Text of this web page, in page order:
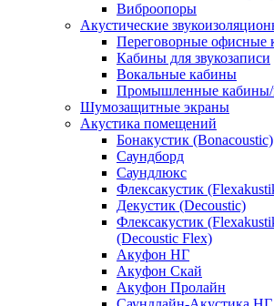
Виброопоры
Акустические
Переговорные офисные
Кабины для звукозаписи
Вокальные кабины
Промышленные кабины/
Шумозащитные экраны
Акустика помещений
Бонакустик (Bonacoustic)
Саундборд
Саундлюкс
Флексакустик
Декустик (Decoustic)
Флексакустик
(Decoustic Flex)
Акуфон НГ
Акуфон Скай
Акуфон Пролайн